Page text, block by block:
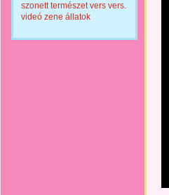
szonett természet vers vers.
videó zene állatok